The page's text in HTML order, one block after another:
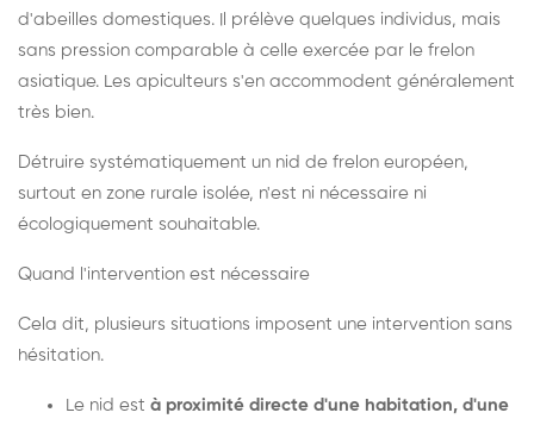
d'abeilles domestiques. Il prélève quelques individus, mais
sans pression comparable à celle exercée par le frelon
asiatique. Les apiculteurs s'en accommodent généralement
très bien.
Détruire systématiquement un nid de frelon européen,
surtout en zone rurale isolée, n'est ni nécessaire ni
écologiquement souhaitable.
Quand l'intervention est nécessaire
Cela dit, plusieurs situations imposent une intervention sans
hésitation.
Le nid est à proximité directe d'une habitation, d'une